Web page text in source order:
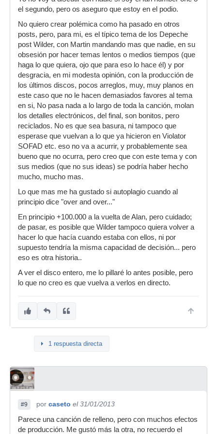
el segundo, pero os aseguro que estoy en el podio.
No quiero crear polémica como ha pasado en otros
posts, pero, para mi, es el típico tema de los Depeche
post Wilder, con Martin mandando mas que nadie, en su
obsesión por hacer temas lentos o medios tiempos (que
haga lo que quiera, ojo que para eso lo hace él) y por
desgracia, en mi modesta opinión, con la producción de
los últimos discos, pocos arreglos, muy, muy planos en
este caso que no le hacen demasiados favores al tema
en si, No pasa nada a lo largo de toda la canción, molan
los detalles electrónicos, del final, son bonitos, pero
reciclados. No es que sea basura, ni tampoco que
esperase que vuelvan a lo que ya hicieron en Violator
SOFAD etc. eso no va a acurrir, y probablemente sea
bueno que no ocurra, pero creo que con este tema y con
sus medios (que no sus ideas) se podría haber hecho
mucho, mucho mas.
Lo que mas me ha gustado si autoplagio cuando al
principio dice "over and over..."
En principio +100.000 a la vuelta de Alan, pero cuidado;
de pasar, es posible que Wilder tampoco quiera volver a
hacer lo que hacía cuando estaba con ellos, ni por
supuesto tendría la misma capacidad de decisión... pero
eso es otra historia..
A ver el disco entero, me lo pillaré lo antes posible, pero
lo que no creo es que vuelva a verlos en directo.
1 respuesta directa
#9 por caseto el 31/01/2013
Parece una canción de relleno, pero con muchos efectos
de producción. Me gustó más la otra, no recuerdo el